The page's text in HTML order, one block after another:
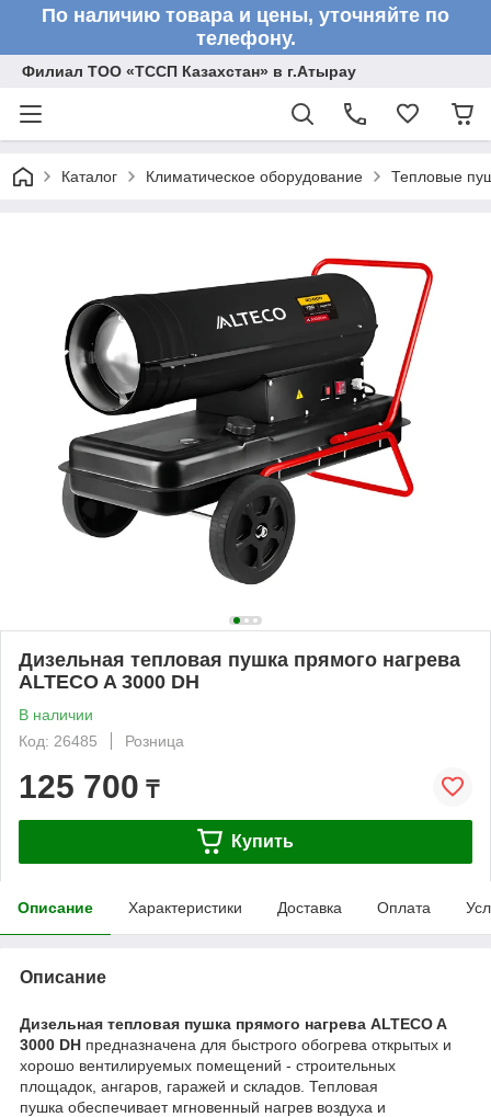
По наличию товара и цены, уточняйте по
телефону.
Филиал ТОО «ТССП Казахстан» в г.Атырау
Каталог Климатическое оборудование Тепловые
Дизельная тепловая пушка прямого нагрева
ALTECO A 3000 DH
В наличии
Код: 26485
Розница
125 700 ₸
Купить
Описание Характеристики Доставка Оплата
Описание
Дизельная тепловая пушка прямого нагрева ALTECO A
3000 DH предназначена для быстрого обогрева открытых и
хорошо вентилируемых помещений - строительных
площадок, ангаров, гаражей и складов. Тепловая
пушка обеспечивает мгновенный нагрев воздуха и